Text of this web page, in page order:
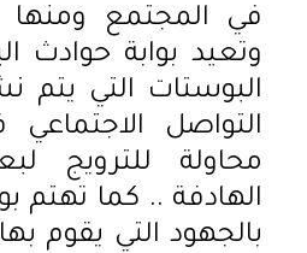
في المجتمع ومنها
وتعيد بوابة حوادث
البوستات التي يتم
التواصل
محاولة للترويج
الهادفة .. كما تهتم
بالجهود التي يقوم